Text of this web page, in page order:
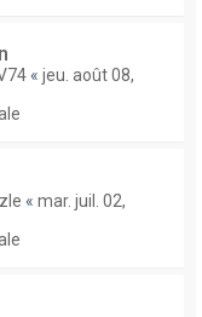
« jeu. août 08,
« mar. juil. 02,